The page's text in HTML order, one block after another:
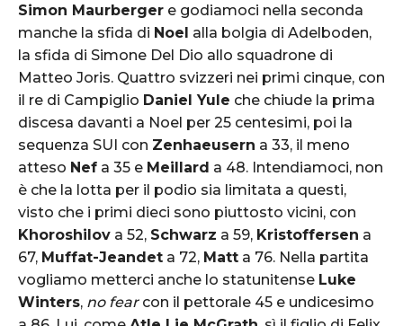
Simon Maurberger e godiamoci nella seconda
manche la sfida di Noel alla bolgia di Adelboden,
la sfida di Simone Del Dio allo squadrone di
Matteo Joris. Quattro svizzeri nei primi cinque, con
il re di Campiglio Daniel Yule che chiude la prima
discesa davanti a Noel per 25 centesimi, poi la
sequenza SUI con Zenhaeusern a 33, il meno
atteso Nef a 35 e Meillard a 48. Intendiamoci, non
è che la lotta per il podio sia limitata a questi,
visto che i primi dieci sono piuttosto vicini, con
Khoroshilov a 52, Schwarz a 59, Kristoffersen a
67, Muffat-Jeandet a 72, Matt a 76. Nella partita
vogliamo metterci anche lo statunitense Luke
Winters, no fearcon il pettorale 45 e undicesimo